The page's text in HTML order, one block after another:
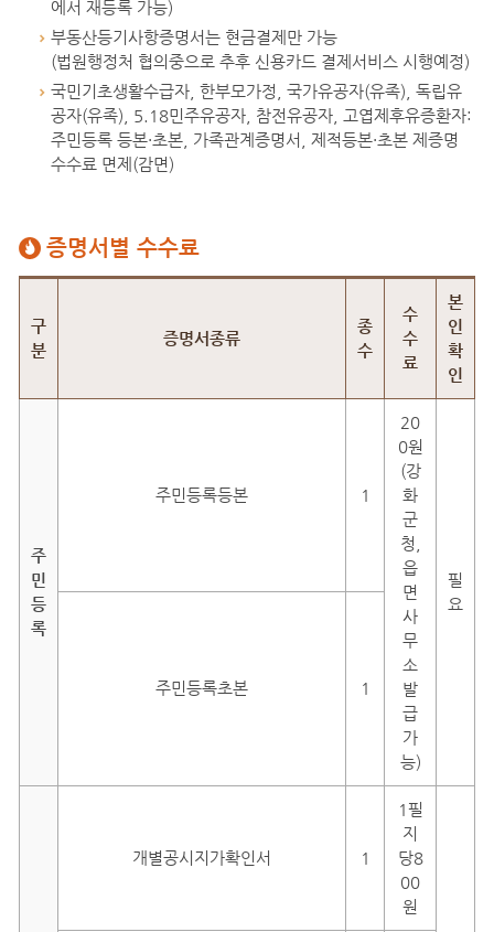
에서 재등록 가능)
부동산등기사항증명서는 현금결제만 가능
(법원행정처 협의중으로 추후 신용카드 결제서비스 시행예정)
국민기초생활수급자, 한부모가정, 국가유공자(유족), 독립유
공자(유족), 5.18민주유공자, 참전유공자, 고엽제후유증환자:
주민등록 등본·초본, 가족관계증명서, 제적등본·초본 제증명
수수료 면제(감면)
증명서별 수수료
구
분
증명서종류
종
수
수
수
료
본
인
확
인
주
민
등
록
주민등록등본 1
20
0원
(강
화
군
청,
읍
면
사
무
소
발
급
가
능)
필
요
주민등록초본 1
개별공시지가확인서 1
1필
지
당8
00
원